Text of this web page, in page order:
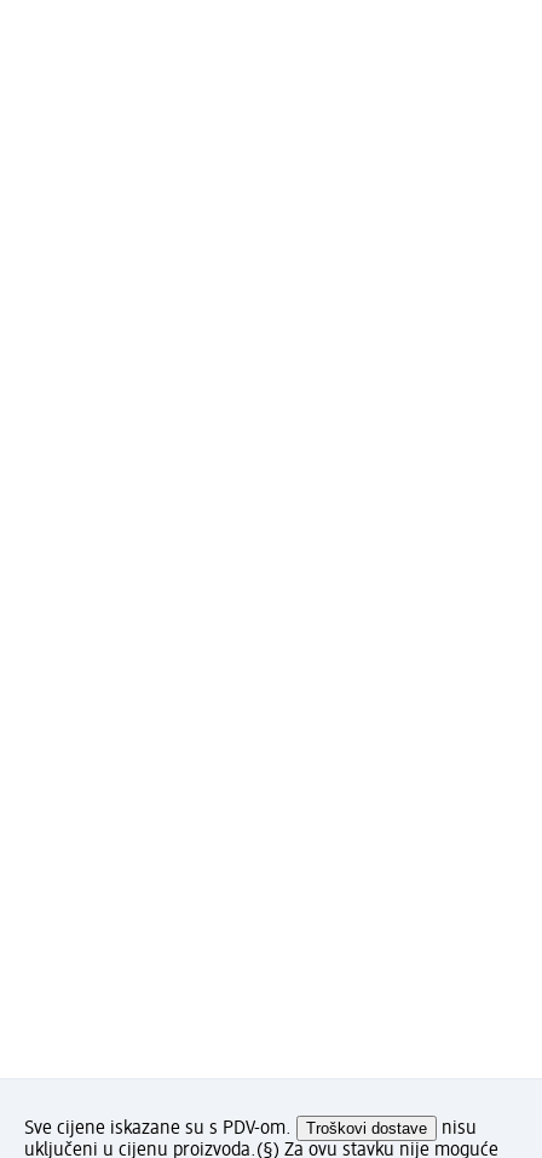
Sve cijene iskazane su s PDV-om. Troškovi dostave
nisu
uključeni u cijenu proizvoda.(§) Za ovu stavku nije moguće